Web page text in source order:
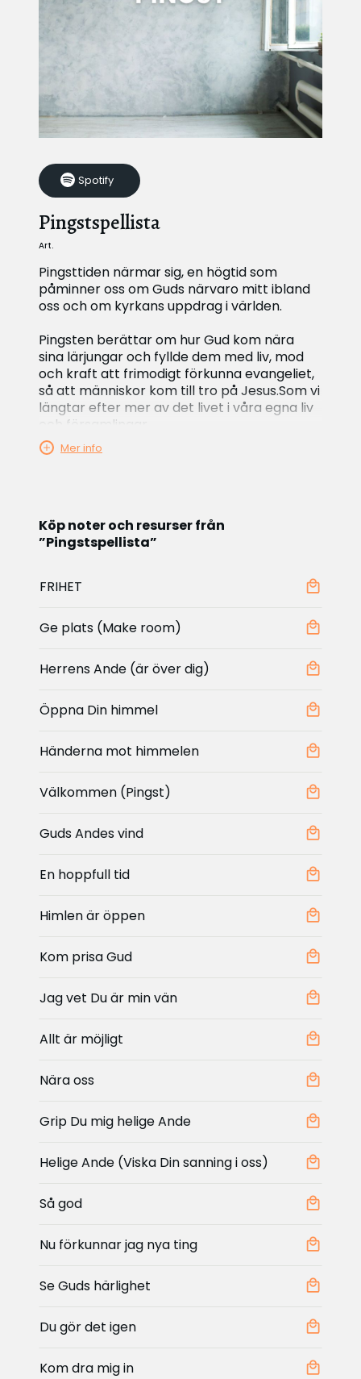
Spotify
Pingstspellista
Art.
Pingsttiden närmar sig, en högtid som
påminner oss om Guds närvaro mitt ibland
oss och om kyrkans uppdrag i världen.
Pingsten berättar om hur Gud kom nära
sina lärjungar och fyllde dem med liv, mod
och kraft att frimodigt förkunna evangeliet,
så att människor kom till tro på Jesus.Som vi
längtar efter mer av det livet i våra egna liv
och församlingar.
Vi har samlat sånger till högtiden i vår
oss efter det goda han vill ge.
Följ gärna spellistan!
Vi har också samlat många av sångerna i en
och förberedelse.
Då hördes plötsligt från himlen ett dån som
av en stormvind.” Apg 2:1–2
Mer info
Köp noter och resurser från
”Pingstspellista”
FRIHET
Ge plats (Make room)
Herrens Ande (är över dig)
Öppna Din himmel
Händerna mot himmelen
Välkommen (Pingst)
Guds Andes vind
En hoppfull tid
Himlen är öppen
Kom prisa Gud
Jag vet Du är min vän
Allt är möjligt
Nära oss
Grip Du mig helige Ande
Helige Ande (Viska Din sanning i oss)
Så god
Nu förkunnar jag nya ting
Se Guds härlighet
Du gör det igen
Kom dra mig in